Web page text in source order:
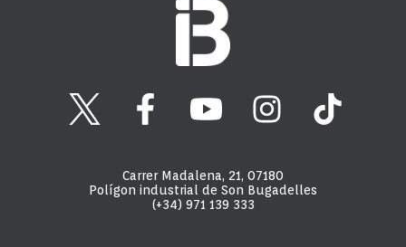
Carrer Madalena, 21, 07180
Polígon industrial de Son Bugadelles
(+34) 971 139 333